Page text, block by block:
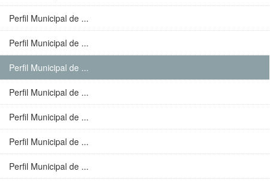
Perfil Municipal de ...
Perfil Municipal de ...
Perfil Municipal de ...
Perfil Municipal de ...
Perfil Municipal de ...
Perfil Municipal de ...
Perfil Municipal de ...